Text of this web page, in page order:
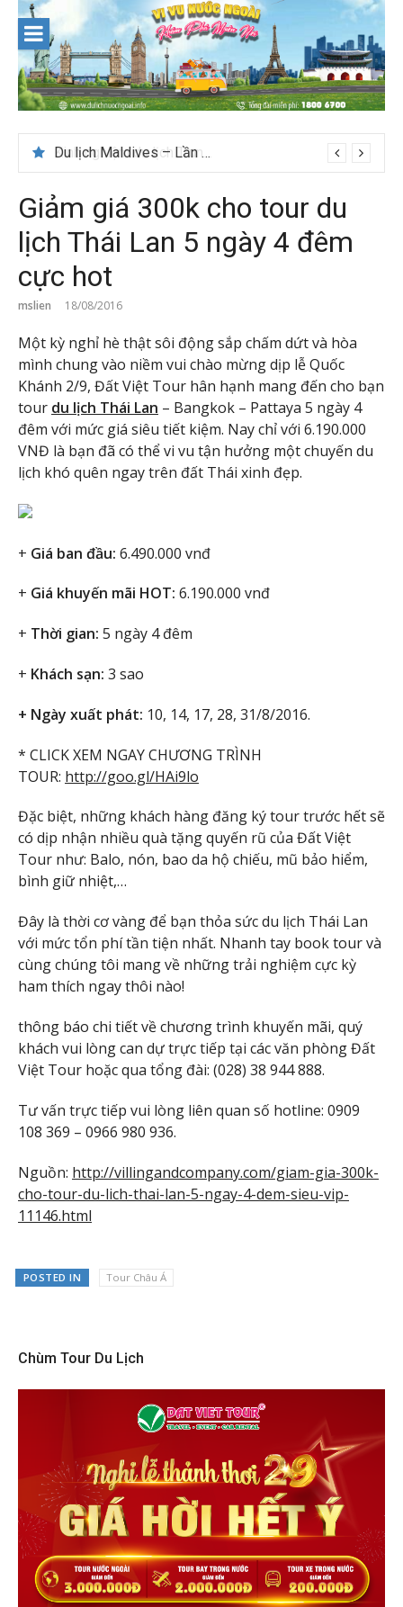
content
Du lịch Maldives – Lần đầu nên đi đâu, chơi gì?
Giảm giá 300k cho tour du
lịch Thái Lan 5 ngày 4 đêm
cực hot
mslien 18/08/2016
Một kỳ nghỉ hè thật sôi động sắp chấm dứt và hòa
mình chung vào niềm vui chào mừng dịp lễ Quốc
Khánh 2/9, Đất Việt Tour hân hạnh mang đến cho bạn
tour du lịch Thái Lan – Bangkok – Pattaya 5 ngày 4
đêm với mức giá siêu tiết kiệm. Nay chỉ với 6.190.000
VNĐ là bạn đã có thể vi vu tận hưởng một chuyến du
lịch khó quên ngay trên đất Thái xinh đẹp.
+ Giá ban đầu: 6.490.000 vnđ
+ Giá khuyến mãi HOT: 6.190.000 vnđ
+ Thời gian: 5 ngày 4 đêm
+ Khách sạn: 3 sao
+ Ngày xuất phát: 10, 14, 17, 28, 31/8/2016.
* CLICK XEM NGAY CHƯƠNG TRÌNH
TOUR: http://goo.gl/HAi9lo
Đặc biệt, những khách hàng đăng ký tour trước hết sẽ
có dịp nhận nhiều quà tặng quyến rũ của Đất Việt
Tour như: Balo, nón, bao da hộ chiếu, mũ bảo hiểm,
bình giữ nhiệt,…
Đây là thời cơ vàng để bạn thỏa sức du lịch Thái Lan
với mức tổn phí tần tiện nhất. Nhanh tay book tour và
cùng chúng tôi mang về những trải nghiệm cực kỳ
ham thích ngay thôi nào!
thông báo chi tiết về chương trình khuyến mãi, quý
khách vui lòng can dự trực tiếp tại các văn phòng Đất
Việt Tour hoặc qua tổng đài: (028) 38 944 888.
Tư vấn trực tiếp vui lòng liên quan số hotline: 0909
108 369 – 0966 980 936.
Nguồn: http://villingandcompany.com/giam-gia-300k-
cho-tour-du-lich-thai-lan-5-ngay-4-dem-sieu-vip-
11146.html
POSTED IN Tour Châu Á
Chùm Tour Du Lịch